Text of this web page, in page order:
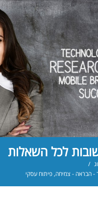
לכל השאלות
/
- הבראה - צמיחה,פיתוח עסקי